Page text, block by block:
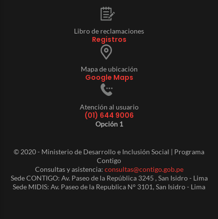
Libro de reclamaciones
Registros
Mapa de ubicación
Google Maps
Atención al usuario
(01) 644 9006
Opción 1
© 2020 - Ministerio de Desarrollo e Inclusión Social | Programa
Contigo
Consultas y asistencia: consultas@contigo.gob.pe
Sede CONTIGO: Av. Paseo de la República 3245 , San Isidro - Lima
Sede MIDIS: Av. Paseo de la Republica N° 3101, San Isidro - Lima